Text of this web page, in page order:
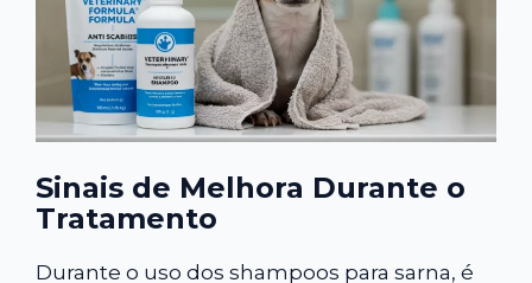
Sinais de Melhora Durante o
Tratamento
Durante o uso dos shampoos para sarna, é